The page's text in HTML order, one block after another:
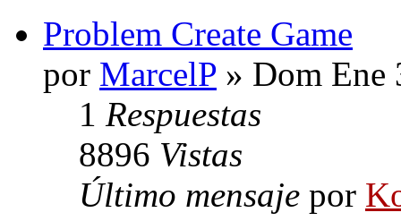
Problem Create Game
por MarcelP » Dom Ene
1 Respuestas
8896 Vistas
Último mensaje por